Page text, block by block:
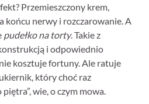
Przemieszczony krem,
końcu nerwy i rozczarowanie. A
pudełko na torty. Takie z
i odpowiednio
kosztuje fortuny. Ale ratuje
który choć raz
wie, o czym mowa.